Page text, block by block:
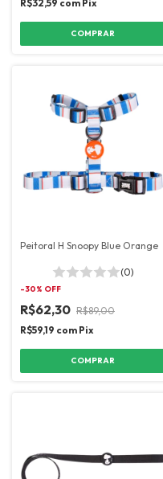
R$32,59 com Pix
COMPRAR
Peitoral H Snoopy Blue Orange
(0)
-30% OFF
R$62,30 R$89,00
R$59,19 com Pix
COMPRAR